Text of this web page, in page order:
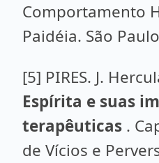
Comportamento
Paidéia. São
[5] PIRES. J.
Espírita e suas
terapêuticas .
de Vícios e